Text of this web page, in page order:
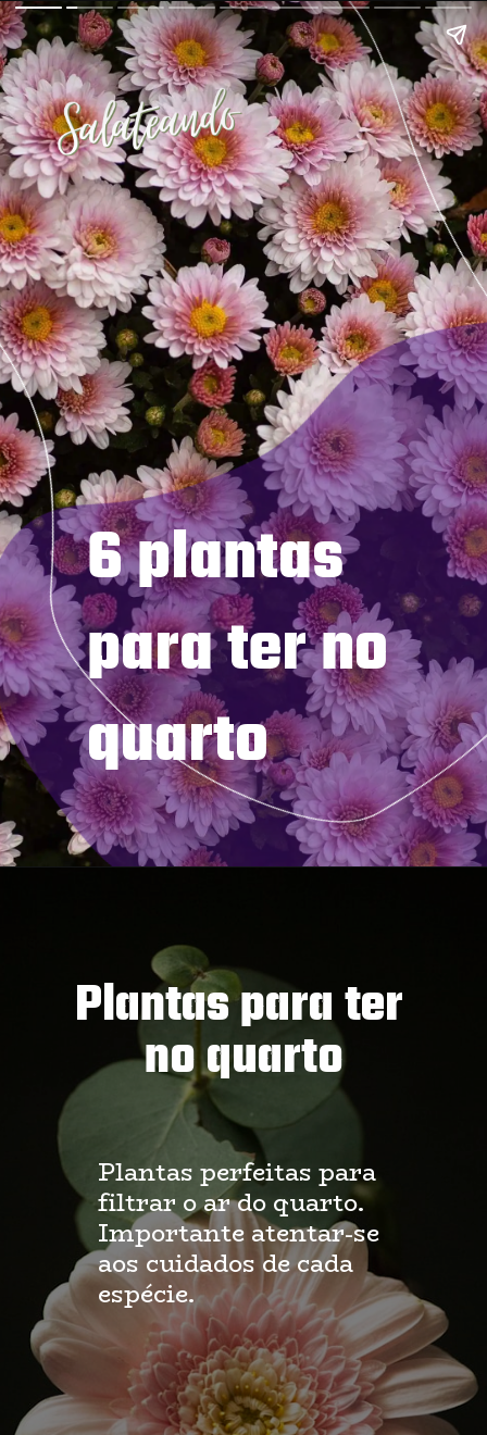
6 plantas
para ter no
quarto
Plantas para ter
no quarto
Plantas perfeitas para
filtrar o ar do quarto.
Importante atentar-se
aos cuidados de cada
espécie.